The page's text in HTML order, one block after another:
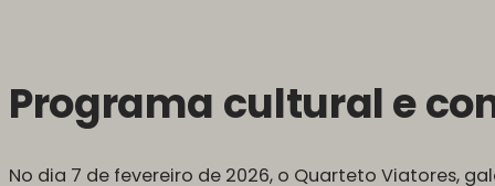
Programa cultural e
No dia 7 de fevereiro de 2026, o Quarteto Viatores,